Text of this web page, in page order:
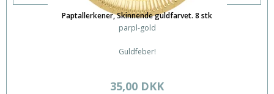
Paptallerkener, Skinnende guldfarvet. 8 stk
parpl-gold
Guldfeber!
35,00 DKK